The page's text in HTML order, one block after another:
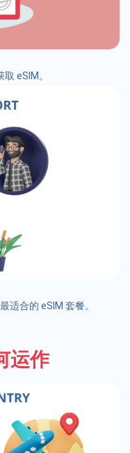
eSIM。
适合的 eSIM 套餐。
运作